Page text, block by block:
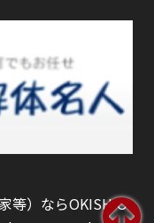
等）ならOKISHIO